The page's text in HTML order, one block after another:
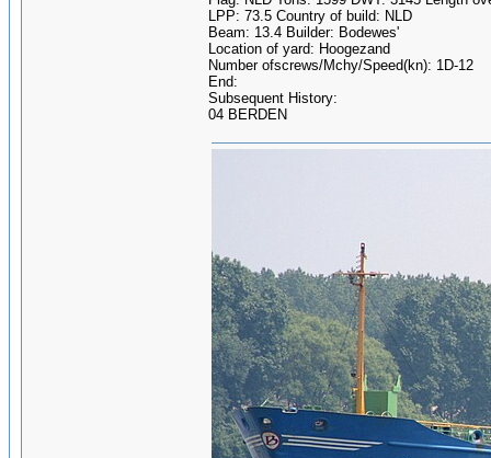
LPP: 73.5 Country of build: NLD
Beam: 13.4 Builder: Bodewes'
Location of yard: Hoogezand
Number ofscrews/Mchy/Speed(kn): 1D-12
End:
Subsequent History:
04 BERDEN